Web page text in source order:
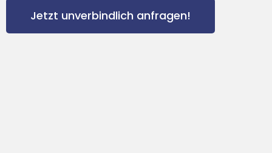
Jetzt unverbindlich anfragen!